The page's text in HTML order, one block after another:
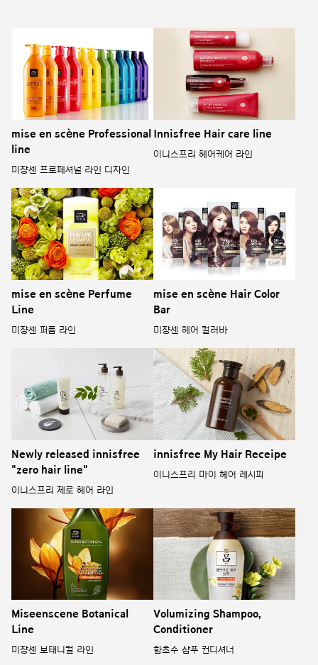
mise en scène Professional
line
미쟝센 프로페셔널 라인 디자인
Innisfree Hair care line
이니스프리 헤어케어 라인
mise en scène Perfume
Line
미쟝센 퍼퓸 라인
mise en scène Hair Color
Bar
미쟝센 헤어 컬러바
Newly released innisfree
"zero hair line"
이니스프리 제로 헤어 라인
innisfree My Hair Receipe
이니스프리 마이 헤어 레시피
Miseenscene Botanical
Line
미쟝센 보태니컬 라인
Volumizing Shampoo,
Conditioner
함초수 샴푸 컨디셔너